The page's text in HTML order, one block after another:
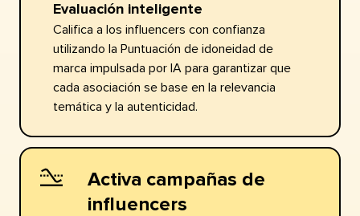
Evaluación inteligente​​
Califica a los influencers con confianza
utilizando la Puntuación de idoneidad de
marca impulsada por IA para garantizar que
cada asociación se base en la relevancia
temática y la autenticidad.​​
Activa campañas de
influencers​​